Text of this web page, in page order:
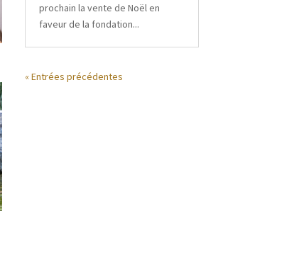
prochain la vente de Noël en
faveur de la fondation...
« Entrées précédentes